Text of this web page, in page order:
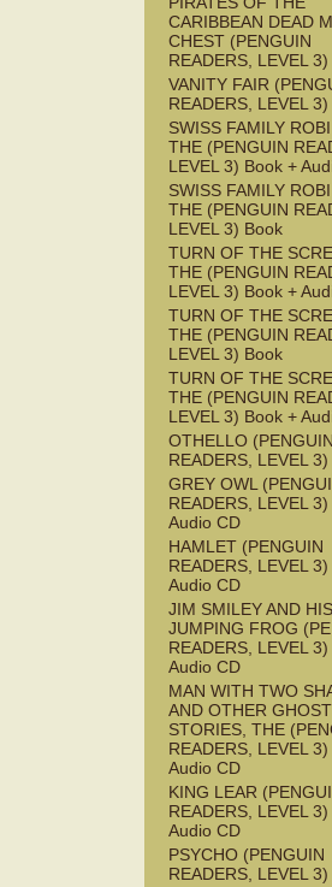
CARIBBEAN DEAD
CHEST (PENGUIN
READERS, LEVEL
VANITY FAIR
READERS, LEVEL
SWISS FAMILY
THE (PENGUIN
LEVEL 3) Book +
SWISS FAMILY
THE (PENGUIN
LEVEL 3) Book
TURN OF THE
THE (PENGUIN
LEVEL 3) Book +
TURN OF THE
THE (PENGUIN
LEVEL 3) Book
TURN OF THE
THE (PENGUIN
LEVEL 3) Book +
OTHELLO
READERS, LEVEL
GREY OWL
READERS, LEVEL
Audio CD
HAMLET (PENGUIN
READERS, LEVEL
Audio CD
JIM SMILEY AND HIS
JUMPING FROG
READERS, LEVEL
Audio CD
MAN WITH TWO
AND OTHER GHOST
STORIES, THE
READERS, LEVEL
Audio CD
KING LEAR
READERS, LEVEL
Audio CD
PSYCHO (PENGUIN
READERS, LEVEL